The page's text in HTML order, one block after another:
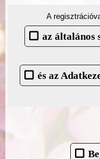
A
az általános
és az